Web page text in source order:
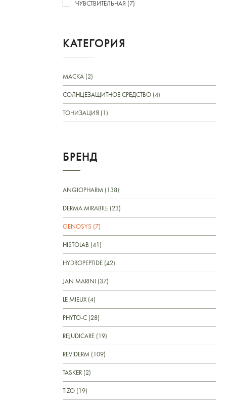
ЧУВСТВИТЕЛЬНАЯ (7)
КАТЕГОРИЯ
МАСКА (2)
СОЛНЦЕЗАЩИТНОЕ СРЕДСТВО (4)
ТОНИЗАЦИЯ (1)
БРЕНД
ANGIOPHARM (138)
DERMA MIRABILE (23)
GENOSYS (7)
HISTOLAB (41)
HYDROPEPTIDE (42)
JAN MARINI (37)
LE MIEUX (4)
PHYTO-C (28)
REJUDICARE (19)
REVIDERM (109)
TASKER (2)
TIZO (19)